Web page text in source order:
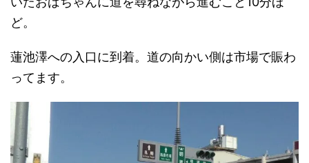
ど。
蓮池澤への入口に到着。道の向かい側は市場で賑わ
ってます。